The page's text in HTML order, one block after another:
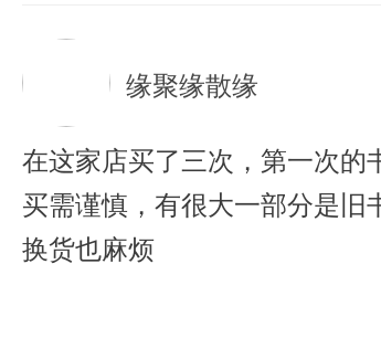
缘聚缘散缘
在这家店买了三次，第一次的
买需谨慎，有很大一部分是旧
换货也麻烦